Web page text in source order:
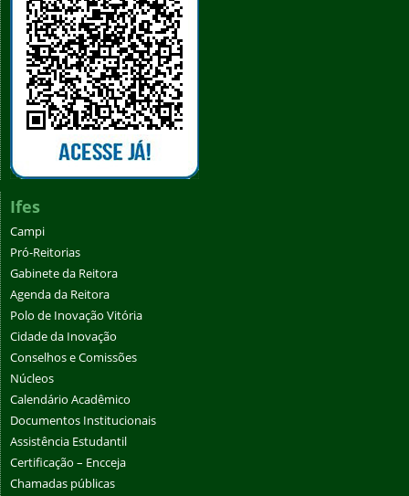
Ifes
Campi
Pró-Reitorias
Gabinete da Reitora
Agenda da Reitora
Polo de Inovação Vitória
Cidade da Inovação
Conselhos e Comissões
Núcleos
Calendário Acadêmico
Documentos Institucionais
Assistência Estudantil
Certificação – Encceja
Chamadas públicas